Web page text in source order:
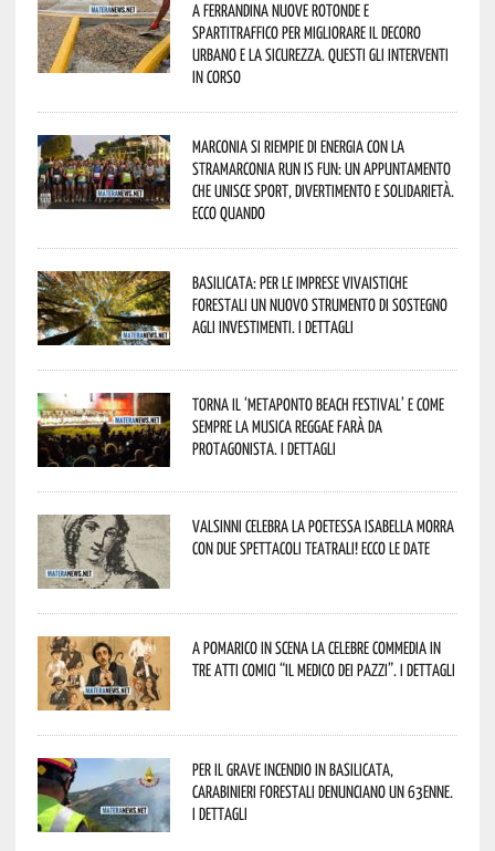
A Ferrandina nuove rotonde e
spartitraffico per migliorare il decoro
urbano e la sicurezza. Questi gli interventi
in corso
Marconia si riempie di energia con la
StraMarconia Run is Fun: un appuntamento
che unisce sport, divertimento e solidarietà.
Ecco quando
Basilicata: per le imprese vivaistiche
forestali un nuovo strumento di sostegno
agli investimenti. I dettagli
Torna il ‘Metaponto beach festival’ e come
sempre la musica reggae farà da
protagonista. I dettagli
Valsinni celebra la poetessa Isabella Morra
con due spettacoli teatrali! Ecco le date
A Pomarico in scena la celebre commedia in
tre atti comici “Il medico dei pazzi”. I dettagli
Per il grave incendio in Basilicata,
Carabinieri forestali denunciano un 63enne.
I dettagli